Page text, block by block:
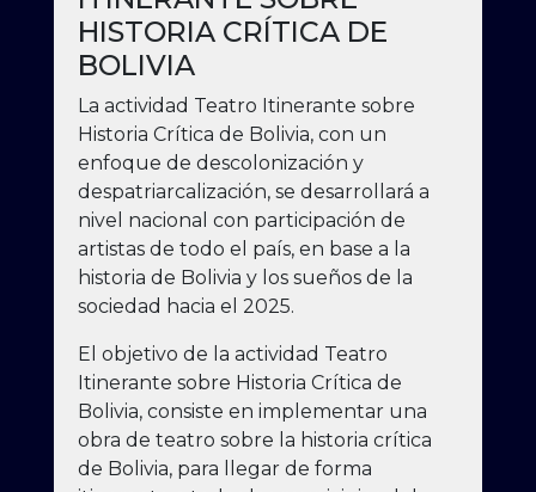
HISTORIA CRÍTICA DE
BOLIVIA
La actividad Teatro Itinerante sobre
Historia Crítica de Bolivia, con un
enfoque de descolonización y
despatriarcalización, se desarrollará a
nivel nacional con participación de
artistas de todo el país, en base a la
historia de Bolivia y los sueños de la
sociedad hacia el 2025.
El objetivo de la actividad Teatro
Itinerante sobre Historia Crítica de
Bolivia, consiste en implementar una
obra de teatro sobre la historia crítica
de Bolivia, para llegar de forma